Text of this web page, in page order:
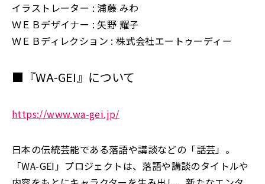
イラストレーター : 浦藤 みわ
ＷＥＢデザイナー : 矢野 耀子
ＷＥＢディレクション : 株式会社エートゥーディー
■『WA-GEI』について
https://www.wa-gei.jp/
日本の伝統芸能である落語や講談などの「話芸」。
「WA-GEI」プロジェクトは、落語や講談のタイトルや